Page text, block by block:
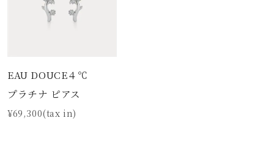
EAU DOUCE４℃
プラチナ ピアス
¥69,300(tax in)